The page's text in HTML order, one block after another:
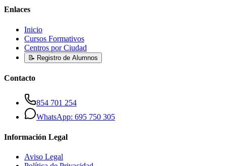
Enlaces
Inicio
Cursos Formativos
Centros por Ciudad
📝 Registro de Alumnos
Contacto
854 701 254
WhatsApp: 695 750 305
Información Legal
Aviso Legal